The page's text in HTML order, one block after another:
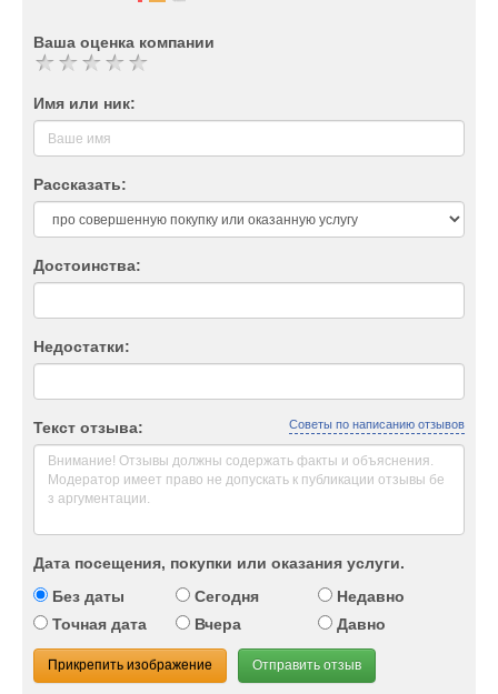
Ваша оценка компании
Имя или ник:
Рассказать:
Достоинства:
Недостатки:
Текст отзыва: Советы по написанию отзывов
Дата посещения, покупки или оказания услуги.
Без даты
Сегодня
Недавно
Точная дата
Вчера Давно
Прикрепить изображение Отправить отзыв